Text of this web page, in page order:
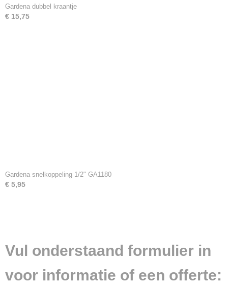
Gardena dubbel kraantje
€ 15,75
Gardena snelkoppeling 1/2" GA1180
€ 5,95
Vul onderstaand formulier in
voor informatie of een offerte: